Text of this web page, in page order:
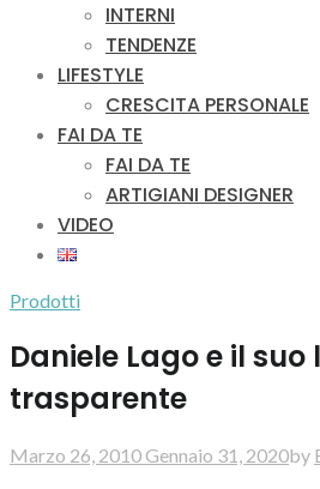
INTERNI
TENDENZE
LIFESTYLE
CRESCITA PERSONALE
FAI DA TE
FAI DA TE
ARTIGIANI DESIGNER
VIDEO
Prodotti
Daniele Lago e il suo
trasparente
Marzo 26, 2010Gennaio 31, 2020by